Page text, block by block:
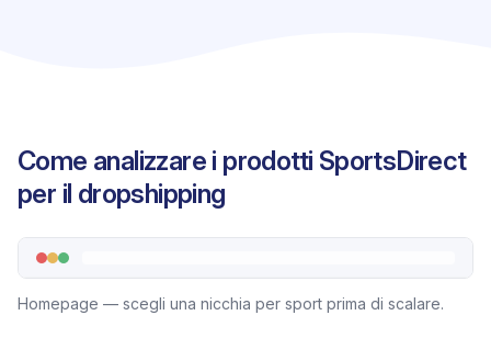
Come analizzare i prodotti SportsDirect
per il dropshipping
Homepage — scegli una nicchia per sport prima di scalare.